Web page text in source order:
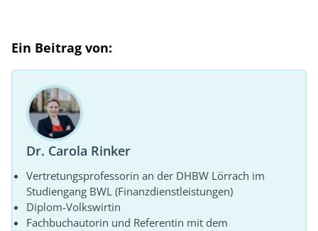
Ein Beitrag von:
Dr. Carola Rinker
Vertretungsprofessorin an der DHBW Lörrach im
Studiengang BWL (Finanzdienstleistungen)
Diplom-Volkswirtin
Fachbuchautorin und Referentin mit dem